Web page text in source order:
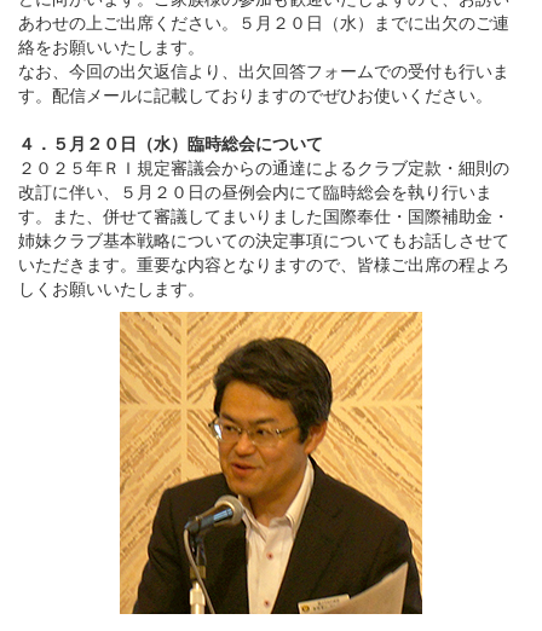
あわせの上ご出席ください。５月２０日（水）までに出欠のご連
絡をお願いいたします。
なお、今回の出欠返信より、出欠回答フォームでの受付も行いま
す。配信メールに記載しておりますのでぜひお使いください。
４．５月２０日（水）臨時総会について
２０２５年ＲＩ規定審議会からの通達によるクラブ定款・細則の
改訂に伴い、５月２０日の昼例会内にて臨時総会を執り行いま
す。また、併せて審議してまいりました国際奉仕・国際補助金・
姉妹クラブ基本戦略についての決定事項についてもお話しさせて
いただきます。重要な内容となりますので、皆様ご出席の程よろ
しくお願いいたします。